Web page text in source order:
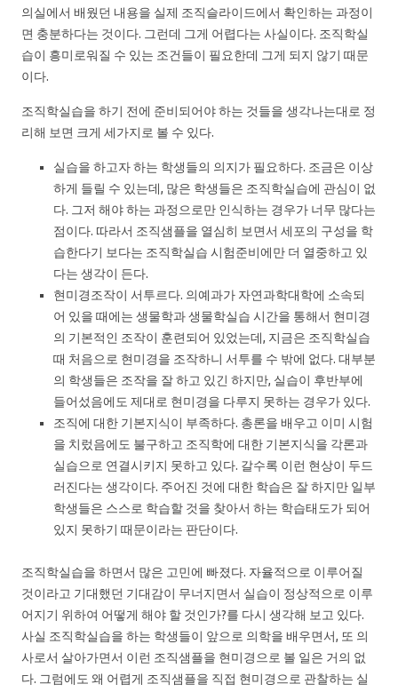
의실에서 배웠던 내용을 실제 조직슬라이드에서 확인하는 과정이
면 충분하다는 것이다. 그런데 그게 어렵다는 사실이다. 조직학실
습이 흥미로워질 수 있는 조건들이 필요한데 그게 되지 않기 때문
이다.
조직학실습을 하기 전에 준비되어야 하는 것들을 생각나는대로 정
리해 보면 크게 세가지로 볼 수 있다.
실습을 하고자 하는 학생들의 의지가 필요하다. 조금은 이상
하게 들릴 수 있는데, 많은 학생들은 조직학실습에 관심이 없
다. 그저 해야 하는 과정으로만 인식하는 경우가 너무 많다는
점이다. 따라서 조직샘플을 열심히 보면서 세포의 구성을 학
습한다기 보다는 조직학실습 시험준비에만 더 열중하고 있
다는 생각이 든다.
현미경조작이 서투르다. 의예과가 자연과학대학에 소속되
어 있을 때에는 생물학과 생물학실습 시간을 통해서 현미경
의 기본적인 조작이 훈련되어 있었는데, 지금은 조직학실습
때 처음으로 현미경을 조작하니 서투를 수 밖에 없다. 대부분
의 학생들은 조작을 잘 하고 있긴 하지만, 실습이 후반부에
들어섰음에도 제대로 현미경을 다루지 못하는 경우가 있다.
조직에 대한 기본지식이 부족하다. 총론을 배우고 이미 시험
을 치렀음에도 불구하고 조직학에 대한 기본지식을 각론과
실습으로 연결시키지 못하고 있다. 갈수록 이런 현상이 두드
러진다는 생각이다. 주어진 것에 대한 학습은 잘 하지만 일부
학생들은 스스로 학습할 것을 찾아서 하는 학습태도가 되어
있지 못하기 때문이라는 판단이다.
조직학실습을 하면서 많은 고민에 빠졌다. 자율적으로 이루어질
것이라고 기대했던 기대감이 무너지면서 실습이 정상적으로 이루
어지기 위하여 어떻게 해야 할 것인가?를 다시 생각해 보고 있다.
사실 조직학실습을 하는 학생들이 앞으로 의학을 배우면서, 또 의
사로서 살아가면서 이런 조직샘플을 현미경으로 볼 일은 거의 없
다. 그럼에도 왜 어렵게 조직샘플을 직접 현미경으로 관찰하는 실